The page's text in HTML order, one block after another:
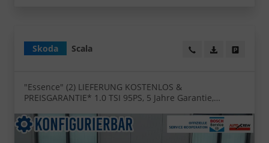
Skoda Scala Wir rufen Sie an!
PDF-Datei,
"Essence" (2) LIEFERUNG KOSTENLOS &
PREISGARANTIE* 1.0 TSI 95PS, 5 Jahre Garantie,
Full-LED-Scheinwerfer, Virtual Cockpit 8"